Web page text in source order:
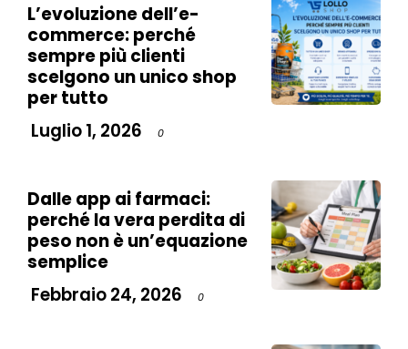
L’evoluzione dell’e-
commerce: perché
sempre più clienti
scelgono un unico shop
per tutto
Luglio 1, 2026
0
Dalle app ai farmaci:
perché la vera perdita di
peso non è un’equazione
semplice
Febbraio 24, 2026
0